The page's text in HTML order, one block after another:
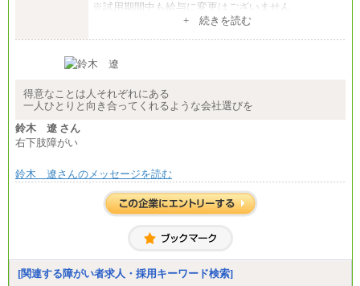
※試用期間中も給与に変更はございません
大学・大学院卒 初任給 月給242,000円
最終学歴に応じ、上記新卒給与（高卒の場合は、月
して算定した調整手当を加算した額
※試用期間中も給与に変更はございません
+ 続きを読む
得意なことは人それぞれにある
一人ひとりと向き合ってくれるような会社選びを
鈴木 遼 さん
右下肢障がい
鈴木 遼さんのメッセージを読む
[関連する障がい者求人・採用キーワード検索]